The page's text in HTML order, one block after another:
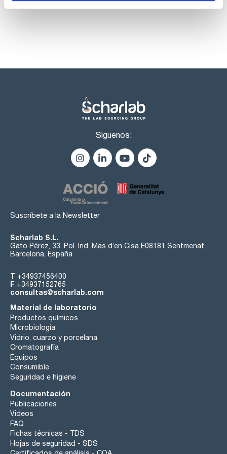
Síguenos:
Suscríbete a la Newsletter
Scharlab S.L.
Gato Pérez, 33. Pol. Ind. Mas d’en Cisa E08181 Sentmenat,
Barcelona, España
T +34937456400
F +34937152765
consultas@scharlab.com
Material de laboratorio
Productos químicos
Microbiología
Vidrio, cuarzo y porcelana
Cromatografía
Equipos
Consumible
Seguridad e higiene
Documentación
Publicaciones
Videos
FAQ
Fichas técnicas - TDS
Hojas de seguridad - SDS